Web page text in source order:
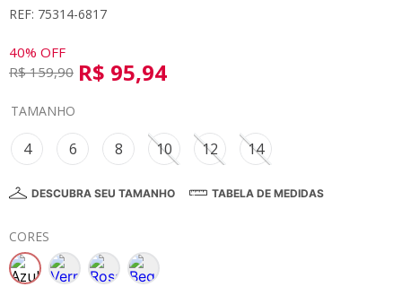
REF: 75314-6817
40% OFF
R$ 159,90 R$ 95,94
TAMANHO
4 6 8 10 12 14
DESCUBRA SEU TAMANHO TABELA DE MEDIDAS
CORES
8º
calça
9º
10º colorittá